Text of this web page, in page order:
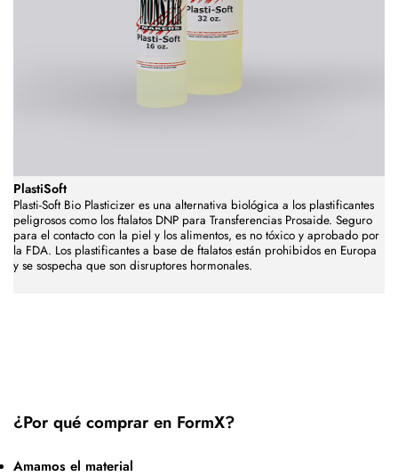
PlastiSoft
Plasti-Soft Bio Plasticizer es una alternativa biológica a los plastificantes
peligrosos como los ftalatos DNP para Transferencias Prosaide. Seguro
para el contacto con la piel y los alimentos, es no tóxico y aprobado por
la FDA. Los plastificantes a base de ftalatos están prohibidos en Europa
y se sospecha que son disruptores hormonales.
¿Por qué comprar en FormX?
Amamos el material